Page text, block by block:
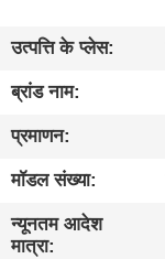
हमारे
बारे
में
फ़ैक्टरी
दौरा
उत्पत्ति के प्लेस:
ब्रांड नाम:
प्रमाणन:
मॉडल संख्या:
न्यूनतम आदेश
मात्रा: